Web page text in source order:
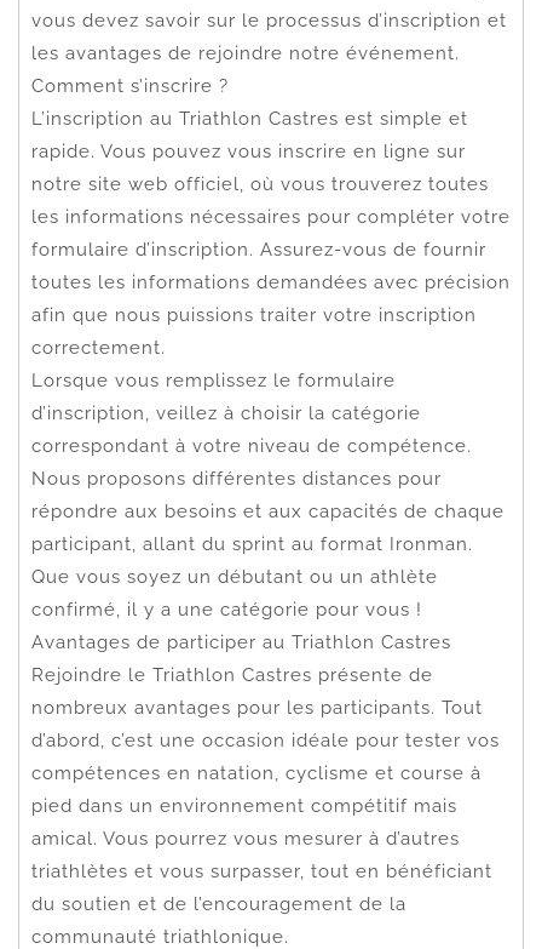
vous devez savoir sur le processus d’inscription et
les avantages de rejoindre notre événement.
Comment s’inscrire ?
L’inscription au Triathlon Castres est simple et
rapide. Vous pouvez vous inscrire en ligne sur
notre site web officiel, où vous trouverez toutes
les informations nécessaires pour compléter votre
formulaire d’inscription. Assurez-vous de fournir
toutes les informations demandées avec précision
afin que nous puissions traiter votre inscription
correctement.
Lorsque vous remplissez le formulaire
d’inscription, veillez à choisir la catégorie
correspondant à votre niveau de compétence.
Nous proposons différentes distances pour
répondre aux besoins et aux capacités de chaque
participant, allant du sprint au format Ironman.
Que vous soyez un débutant ou un athlète
confirmé, il y a une catégorie pour vous !
Avantages de participer au Triathlon Castres
Rejoindre le Triathlon Castres présente de
nombreux avantages pour les participants. Tout
d’abord, c’est une occasion idéale pour tester vos
compétences en natation, cyclisme et course à
pied dans un environnement compétitif mais
amical. Vous pourrez vous mesurer à d’autres
triathlètes et vous surpasser, tout en bénéficiant
du soutien et de l’encouragement de la
communauté triathlonique.